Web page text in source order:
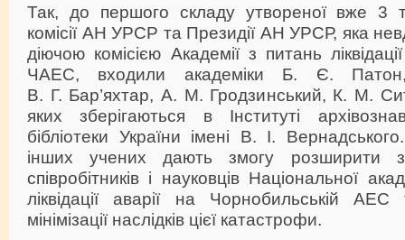
Так, до першого складу утвореної вже 3
комісії АН УРСР та Президії АН УРСР, яка
діючою комісією Академії з питань
ЧАЕС, входили академіки Б. Є.
В. Г. Бар’яхтар, А. М. Гродзинський, К. М.
яких зберігаються в Інституті
бібліотеки України імені В. І.
інших учених дають змогу розширити
співробітників і науковців Національної
ліквідації аварії на Чорнобильській
мінімізації наслідків цієї катастрофи.